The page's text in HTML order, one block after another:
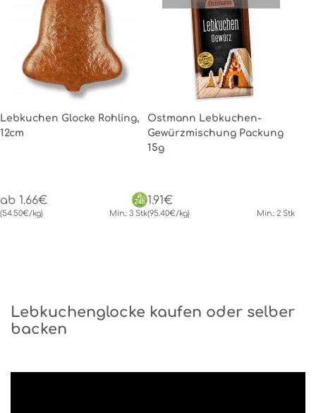
Lebkuchen Glocke Rohling,
12cm
ab 1.66€
(54.50€/kg) Min.: 3 Stk
Ostmann Lebkuchen-
Gewürzmischung Packung
15g
1.91€
(95.40€/kg) Min.: 2 Stk
Lebkuchenglocke kaufen oder selber
backen